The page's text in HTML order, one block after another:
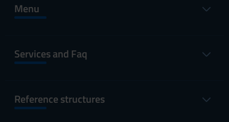
Menu
Services and Faq
Reference structures